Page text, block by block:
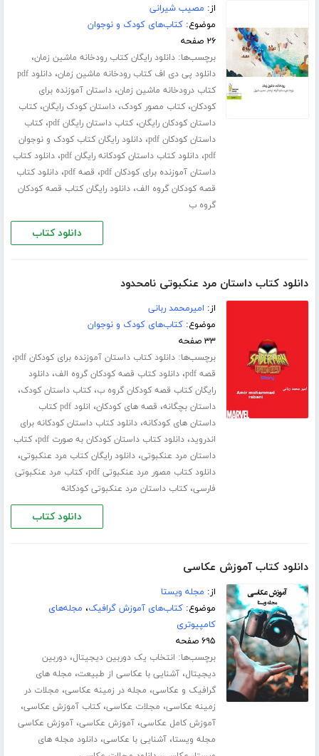
از: مصیب شیرانی
موضوع:کتاب‌های کودک و نوجوان
۲۶ صفحه
برچسب‌ها:دانلود رایگان کتاب رودخانه ماشین زمان،
دانلود پی دی اف کتاب رودخانه ماشین زمان،
دانلود pdf
کتاب درودخانه ماشین زمان،داستان آموزنده برای
کودکان،کتاب مصور کودک،داستان کودک رایگان،کتاب
داستان کودکان رایگان،کتاب داستان رایگان pdf ،کتاب
داستان کودکان pdf
،دانلود رایگان کتاب کودک و نوجوان
pdf،دانلود کتاب داستان کودکانه رایگان pdf ،دانلود کتاب
داستان آموزنده برای کودکان pdf
، قصه pdf ،دانلود کتاب
قصه کودکان گروه الف،دانلود رایگان کتاب قصه کودکان
گروه ب
دانلود کتاب
دانلود کتاب داستان مرد عنکبوتی نامحدود
از: امیرمحمد ربانی
موضوع:کتاب‌های کودک و نوجوان
۳۳ صفحه
برچسب‌ها:دانلود کتاب داستان آموزنده برای کودکان pdf ،
قصه pdf ،دانلود کتاب قصه کودکان گروه الف،دانلود
رایگان کتاب قصه کودکان گروه ب،کتاب داستان کودک،
داستان بچگانه، قصه های کودکان،
انلود pdf کتاب
داستان های کودکانه،دانلود کتاب داستان کودکانه برای
اندروید،دانلود کتاب داستان کودکان به صورت pdf ،کتاب
داستان مرد عنکبوتی،دانلود رایگان کتاب مرد عنکبوتی،
دانلود کتاب مصور مرد عنکبوتی pdf ،کتاب مرد عنکبوتی
فارسی،کتاب داستان مرد عنکبوتی کودکانه
دانلود کتاب
دانلود کتاب آموزش عکاسی
از: مجله ویستا
موضوع:کتاب‌های آموزش گرافیک، مجله‌های
کامپیوتری
۶۹۵ صفحه
برچسب‌ها: انتخاب یک دوربین دیجیتال،دوربین
دیجیتال،آشنایی با عکاسی از طبیعت، مجله های
گرافیک و عکاسی، مجله در زمینه عکاسی، مجلات در
زمینه عکاسی، مجلات عکاسی،کتاب آموزش عکاسی،
آموزش کامل عکاسی،آموزش عکاسی،آموزش عکاسی
مجله ویستا،آشنایی با عکاسی،دانلود مجله های